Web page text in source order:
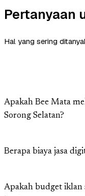
Pertanyaan
Hal yang sering
Apakah Bee Mata
Sorong Selatan?
Berapa biaya jasa
Apakah budget iklan